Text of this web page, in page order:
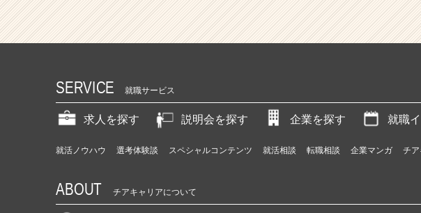
r）
SERVICE 就職サービス
求人を探す 説明会を探す 企業を探す 就職
就活ノウハウ 選考体験談 スペシャルコンテンツ 就活相談 転職相談 企業マンガ チ
ABOUT チアキャリアについて